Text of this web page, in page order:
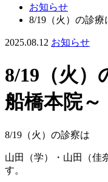
お知らせ
8/19（火）の診療
2025.08.12 お知らせ
8/19（火）
船橋本院～
8/19（火）の診察は
山田（学）・山田（佳
す。